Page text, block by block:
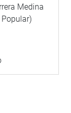
Medina